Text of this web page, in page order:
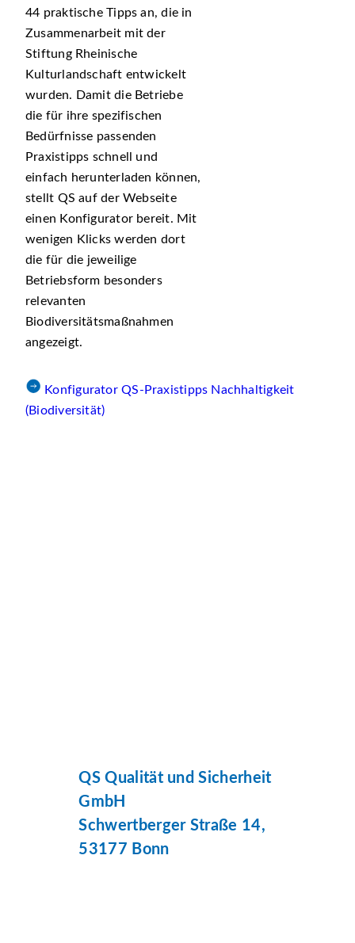
44 praktische Tipps an, die in
Zusammenarbeit mit der
Stiftung Rheinische
Kulturlandschaft entwickelt
wurden. Damit die Betriebe
die für ihre spezifischen
Bedürfnisse passenden
Praxistipps schnell und
einfach herunterladen können,
stellt QS auf der Webseite
einen Konfigurator bereit. Mit
wenigen Klicks werden dort
die für die jeweilige
Betriebsform besonders
relevanten
Biodiversitätsmaßnahmen
angezeigt.
Konfigurator QS-Praxistipps Nachhaltigkeit
(Biodiversität)
QS Qualität und Sicherheit
GmbH
Schwertberger Straße 14,
53177 Bonn